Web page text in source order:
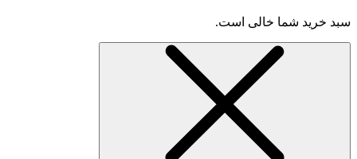
سبد خرید شما خالی است.